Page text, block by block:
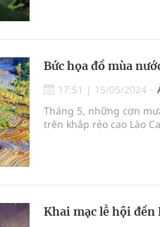
Bức họa đồ mùa
17:51 | 15/05/2024
Tháng 5, những cơn
trên khắp rẻo cao Lào
Khai mạc lễ hội đền